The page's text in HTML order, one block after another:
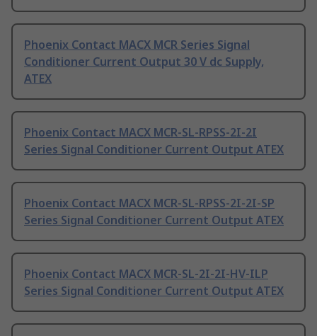
Phoenix Contact MACX MCR Series Signal
Conditioner Current Output 30 V dc Supply,
ATEX
Phoenix Contact MACX MCR-SL-RPSS-2I-2I
Series Signal Conditioner Current Output ATEX
Phoenix Contact MACX MCR-SL-RPSS-2I-2I-SP
Series Signal Conditioner Current Output ATEX
Phoenix Contact MACX MCR-SL-2I-2I-HV-ILP
Series Signal Conditioner Current Output ATEX